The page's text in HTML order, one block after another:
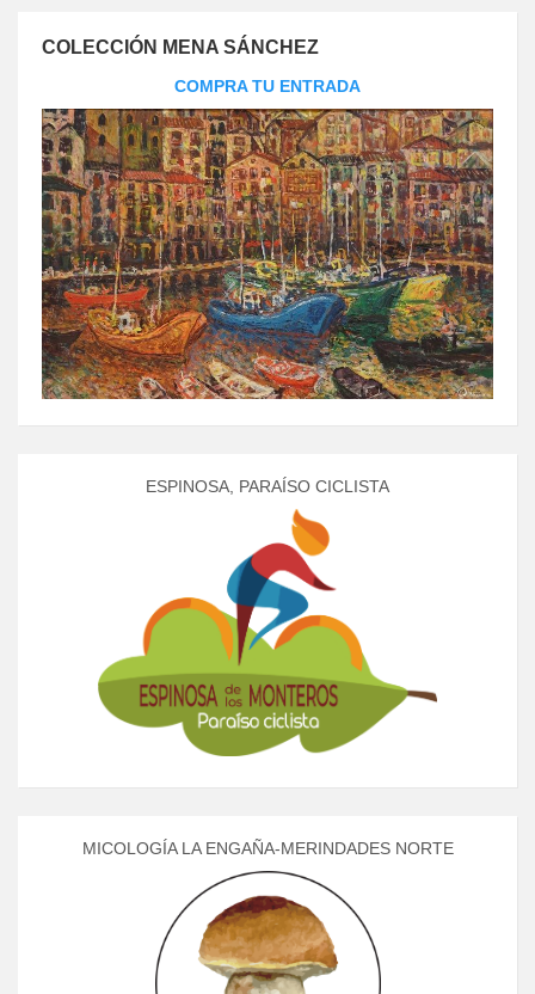
COLECCIÓN MENA SÁNCHEZ
COMPRA TU ENTRADA
ESPINOSA, PARAÍSO CICLISTA
MICOLOGÍA LA ENGAÑA-MERINDADES NORTE